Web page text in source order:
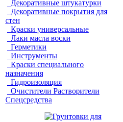
Декоративные штукатурки
Декоративные покрытия для
стен
Краски универсальные
Лаки масла воски
Герметики
Инструменты
Краски специального
назначения
Гидроизоляция
Очистители Растворители
Спецсредства